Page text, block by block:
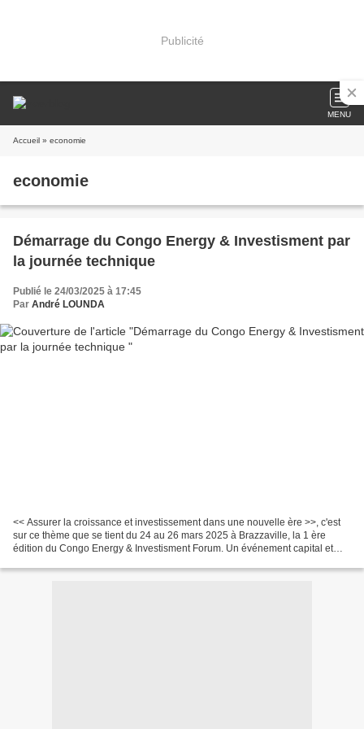
Publicité
MENU
Accueil » economie
economie
Démarrage du Congo Energy & Investisment par
la journée technique
Publié le 24/03/2025 à 17:45
Par André LOUNDA
<< Assurer la croissance et investissement dans une nouvelle ère >>, c'est
sur ce thème que se tient du 24 au 26 mars 2025 à Brazzaville, la 1 ère
édition du Congo Energy & Investisment Forum. Un événement capital et